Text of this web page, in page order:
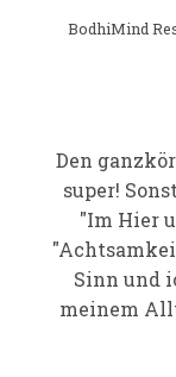
BodhiMind
Den
super!
"Im Hier
Sinn und
meinem